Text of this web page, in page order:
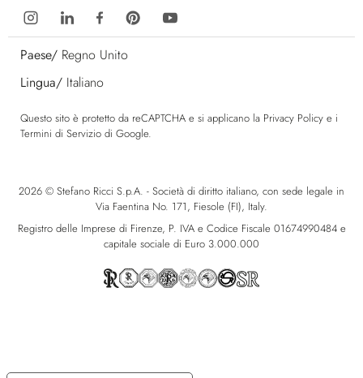
Paese/ Regno Unito
Lingua/ Italiano
Questo sito è protetto da reCAPTCHA e si applicano la Privacy Policy e i
Termini di Servizio di Google.
2026 © Stefano Ricci S.p.A. - Società di diritto italiano, con sede legale in
Via Faentina No. 171, Fiesole (FI), Italy.
Registro delle Imprese di Firenze, P. IVA e Codice Fiscale 01674990484 e
capitale sociale di Euro 3.000.000